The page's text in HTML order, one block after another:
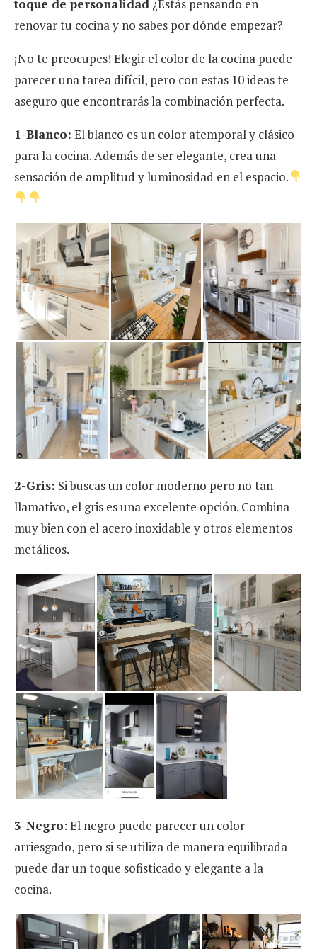
toque de personalidad ¿Estás pensando en
renovar tu cocina y no sabes por dónde empezar?
¡No te preocupes! Elegir el color de la cocina puede
parecer una tarea difícil, pero con estas 10 ideas te
aseguro que encontrarás la combinación perfecta.
1-Blanco: El blanco es un color atemporal y clásico
para la cocina. Además de ser elegante, crea una
sensación de amplitud y luminosidad en el espacio.
2-Gris: Si buscas un color moderno pero no tan
llamativo, el gris es una excelente opción. Combina
muy bien con el acero inoxidable y otros elementos
metálicos.
3-Negro: El negro puede parecer un color
arriesgado, pero si se utiliza de manera equilibrada
puede dar un toque sofisticado y elegante a la
cocina.